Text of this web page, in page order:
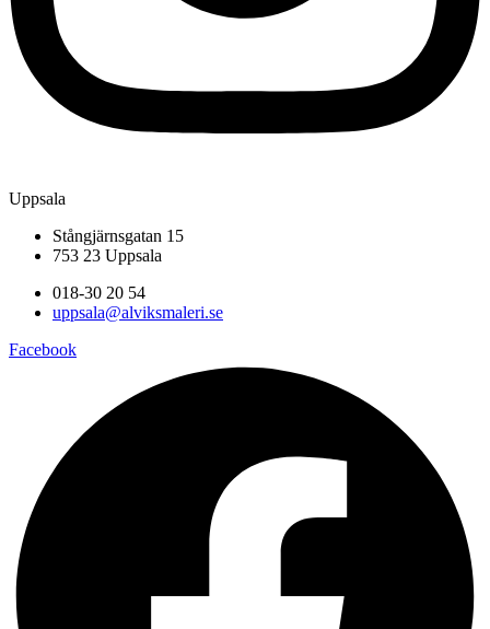
Uppsala
Stångjärnsgatan 15
753 23 Uppsala
018-30 20 54
uppsala@alviksmaleri.se
Facebook